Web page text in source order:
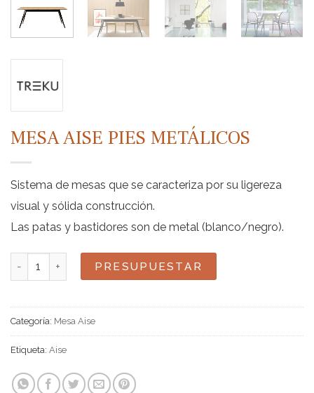
MESA AISE PIES METÁLICOS
Sistema de mesas que se caracteriza por su ligereza
visual y sólida construcción.
Las patas y bastidores son de metal (blanco/negro).
Mesa Aise pies metálicos cantidad
PRESUPUESTAR
Categoría: Mesa Aise
Etiqueta: Aise